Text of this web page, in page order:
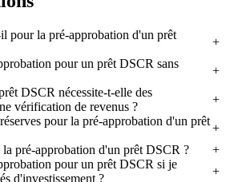
pour la pré-approbation d'un prêt
pour un prêt DSCR sans
DSCR nécessite-t-elle des
vérification de revenus ?
pour la pré-approbation d'un prêt
pré-approbation d'un prêt DSCR ?
pour un prêt DSCR si je
d'investissement ?